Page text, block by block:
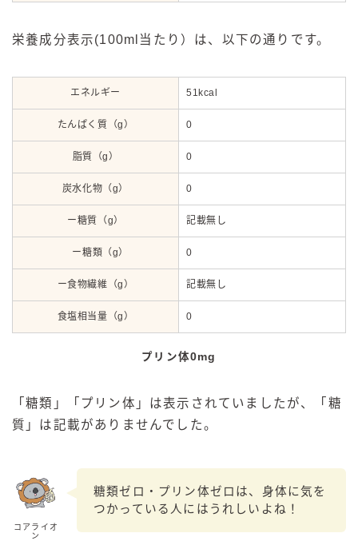
栄養成分表示(100ml当たり）は、以下の通りです。
エネルギー 51kcal
たんぱく質（g） 0
脂質（g） 0
炭水化物（g） 0
ー糖質（g） 記載無し
ー糖類（g） 0
ー食物繊維（g） 記載無し
食塩相当量（g） 0
プリン体0mg
「糖類」「プリン体」は表示されていましたが、「糖
質」は記載がありませんでした。
コアライオ
ン
糖類ゼロ・プリン体ゼロは、身体に気を
つかっている人にはうれしいよね！